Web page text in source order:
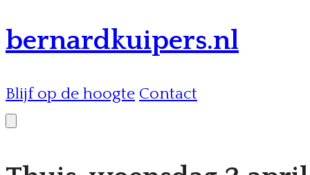
bernardkuipers.nl
Blijf op de hoogte Contact